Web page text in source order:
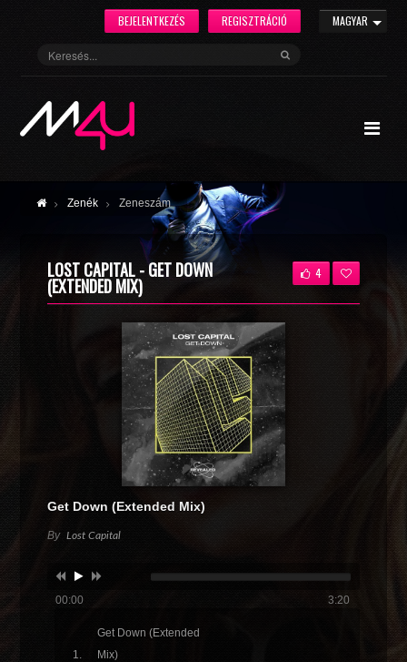
MAGYAR
REGISZTRÁCIÓ
BEJELENTKEZÉS
Zenék Zeneszám
LOST CAPITAL - GET DOWN
(EXTENDED MIX)
4
Get Down (Extended Mix)
By Lost Capital
00:00 3:20
Get Down (Extended
Mix)